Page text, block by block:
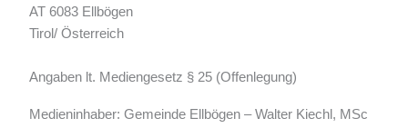
AT 6083 Ellbögen
Tirol/ Österreich
Angaben lt. Mediengesetz § 25 (Offenlegung)
Medieninhaber: Gemeinde Ellbögen – Walter Kiechl, MSc